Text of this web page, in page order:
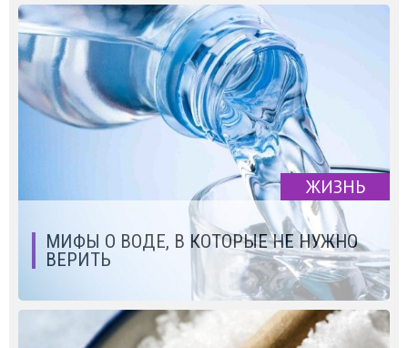
ЖИЗНЬ
МИФЫ О ВОДЕ, В КОТОРЫЕ НЕ НУЖНО
ВЕРИТЬ